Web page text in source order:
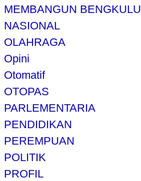
MEMBANGUN BENGKULU
NASIONAL
OLAHRAGA
Opini
Otomatif
OTOPAS
PARLEMENTARIA
PENDIDIKAN
PEREMPUAN
POLITIK
PROFIL